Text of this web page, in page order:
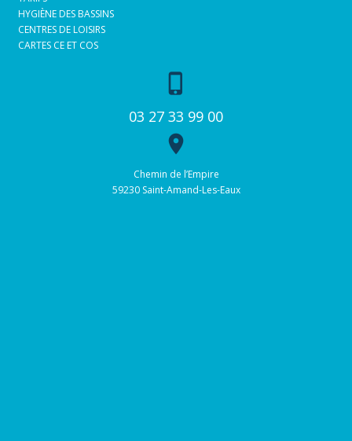
HYGIÈNE DES BASSINS
CENTRES DE LOISIRS
CARTES CE ET COS
phone_iphone
03 27 33 99 00
place
Chemin de l’Empire
59230 Saint-Amand-Les-Eaux